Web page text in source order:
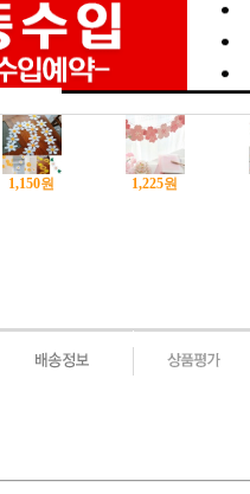
1,150원 1,225원